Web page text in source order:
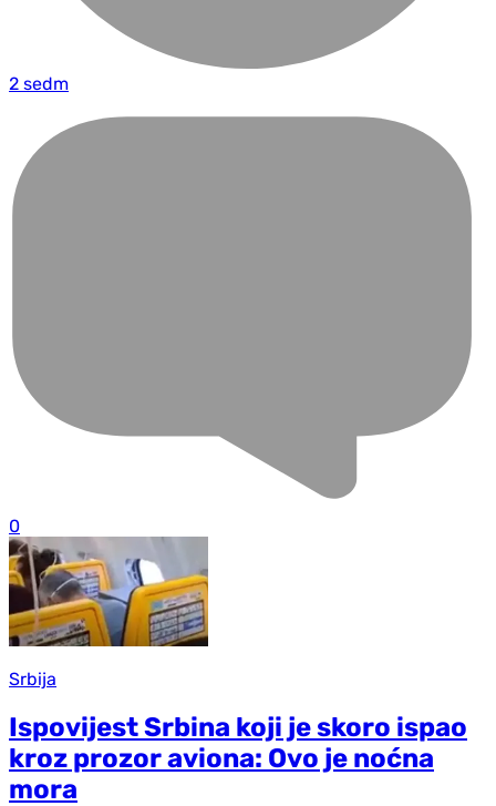
2 sedm
0
Srbija
Ispovijest Srbina koji je skoro ispao
kroz prozor aviona: Ovo je noćna
mora